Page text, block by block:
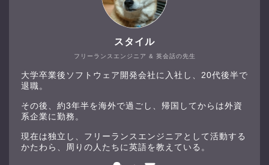
フリーランスエンジニア & 英会話の先生
スタイル
大学卒業後ソフトウェア開発会社に入社し、20代後半で
退職。
その後、約3年半を海外で過ごし、帰国してからは外資
系企業に勤務。
現在は独立し、フリーランスエンジニアとして活動する
かたわら、周りの人たちに英語を教えている。